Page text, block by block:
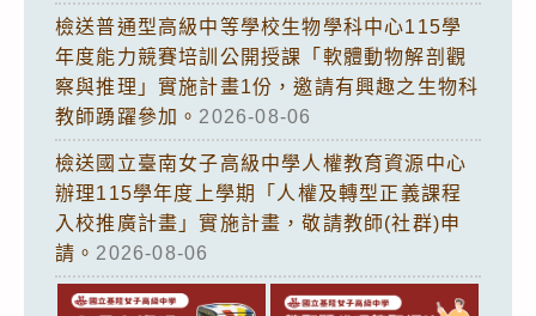
檢送普通型高級中等學校生物學科中心115學
年度能力競賽培訓公開授課「軟體動物解剖觀
察與推理」實施計畫1份，邀請有興趣之生物科
教師踴躍參加。 2026-08-06
檢送國立臺南女子高級中學人權教育資源中心
辦理115學年度上學期「人權及轉型正義課程
入校推廣計畫」實施計畫，敬請教師(社群)申
請。 2026-08-06